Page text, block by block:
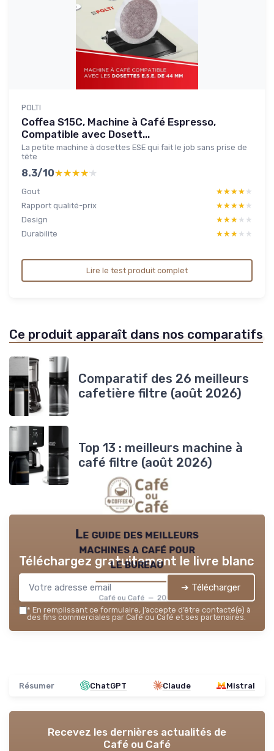
POLTI
Coffea S15C, Machine à Café Espresso,
Compatible avec Dosett...
La petite machine à dosettes ESE qui fait le job sans prise de
tête
8.3/10★★★★★
★★★★★
Gout ★★★★★
★★★★★
Rapport qualité-prix
★★★★★
★★★★★
Design
★★★★★
★★★★★
Durabilite
★★★★★
★★★★★
Lire le test produit complet
Ce produit apparaît dans nos comparatifs
Comparatif des 26 meilleurs
cafetière filtre (août 2026)
Top 13 : meilleurs machine à
café filtre (août 2026)
Le guide des meilleurs
machines a café pour
le bureau
Café ou Café — 2026
Téléchargez gratuitement le livre blanc
➔ Télécharger
* En remplissant ce formulaire, j’accepte d’être contacté(e) à
des fins commerciales par Café ou Café et ses partenaires.
Résumer ChatGPT Claude Mistral
Recevez les dernières actualités de
Café ou Café